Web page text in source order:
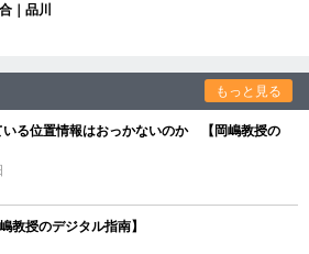
｜品川
もっと見る
いる位置情報はおっかないのか 【岡嶋教授の
授のデジタル指南】